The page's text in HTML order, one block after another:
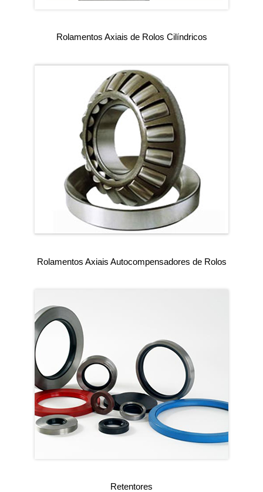
Rolamentos Axiais de Rolos Cilíndricos
Rolamentos Axiais Autocompensadores de Rolos
Retentores